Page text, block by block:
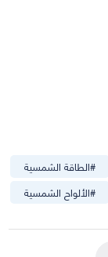
#الطاقة الشمسية
#الألواح الشمسية